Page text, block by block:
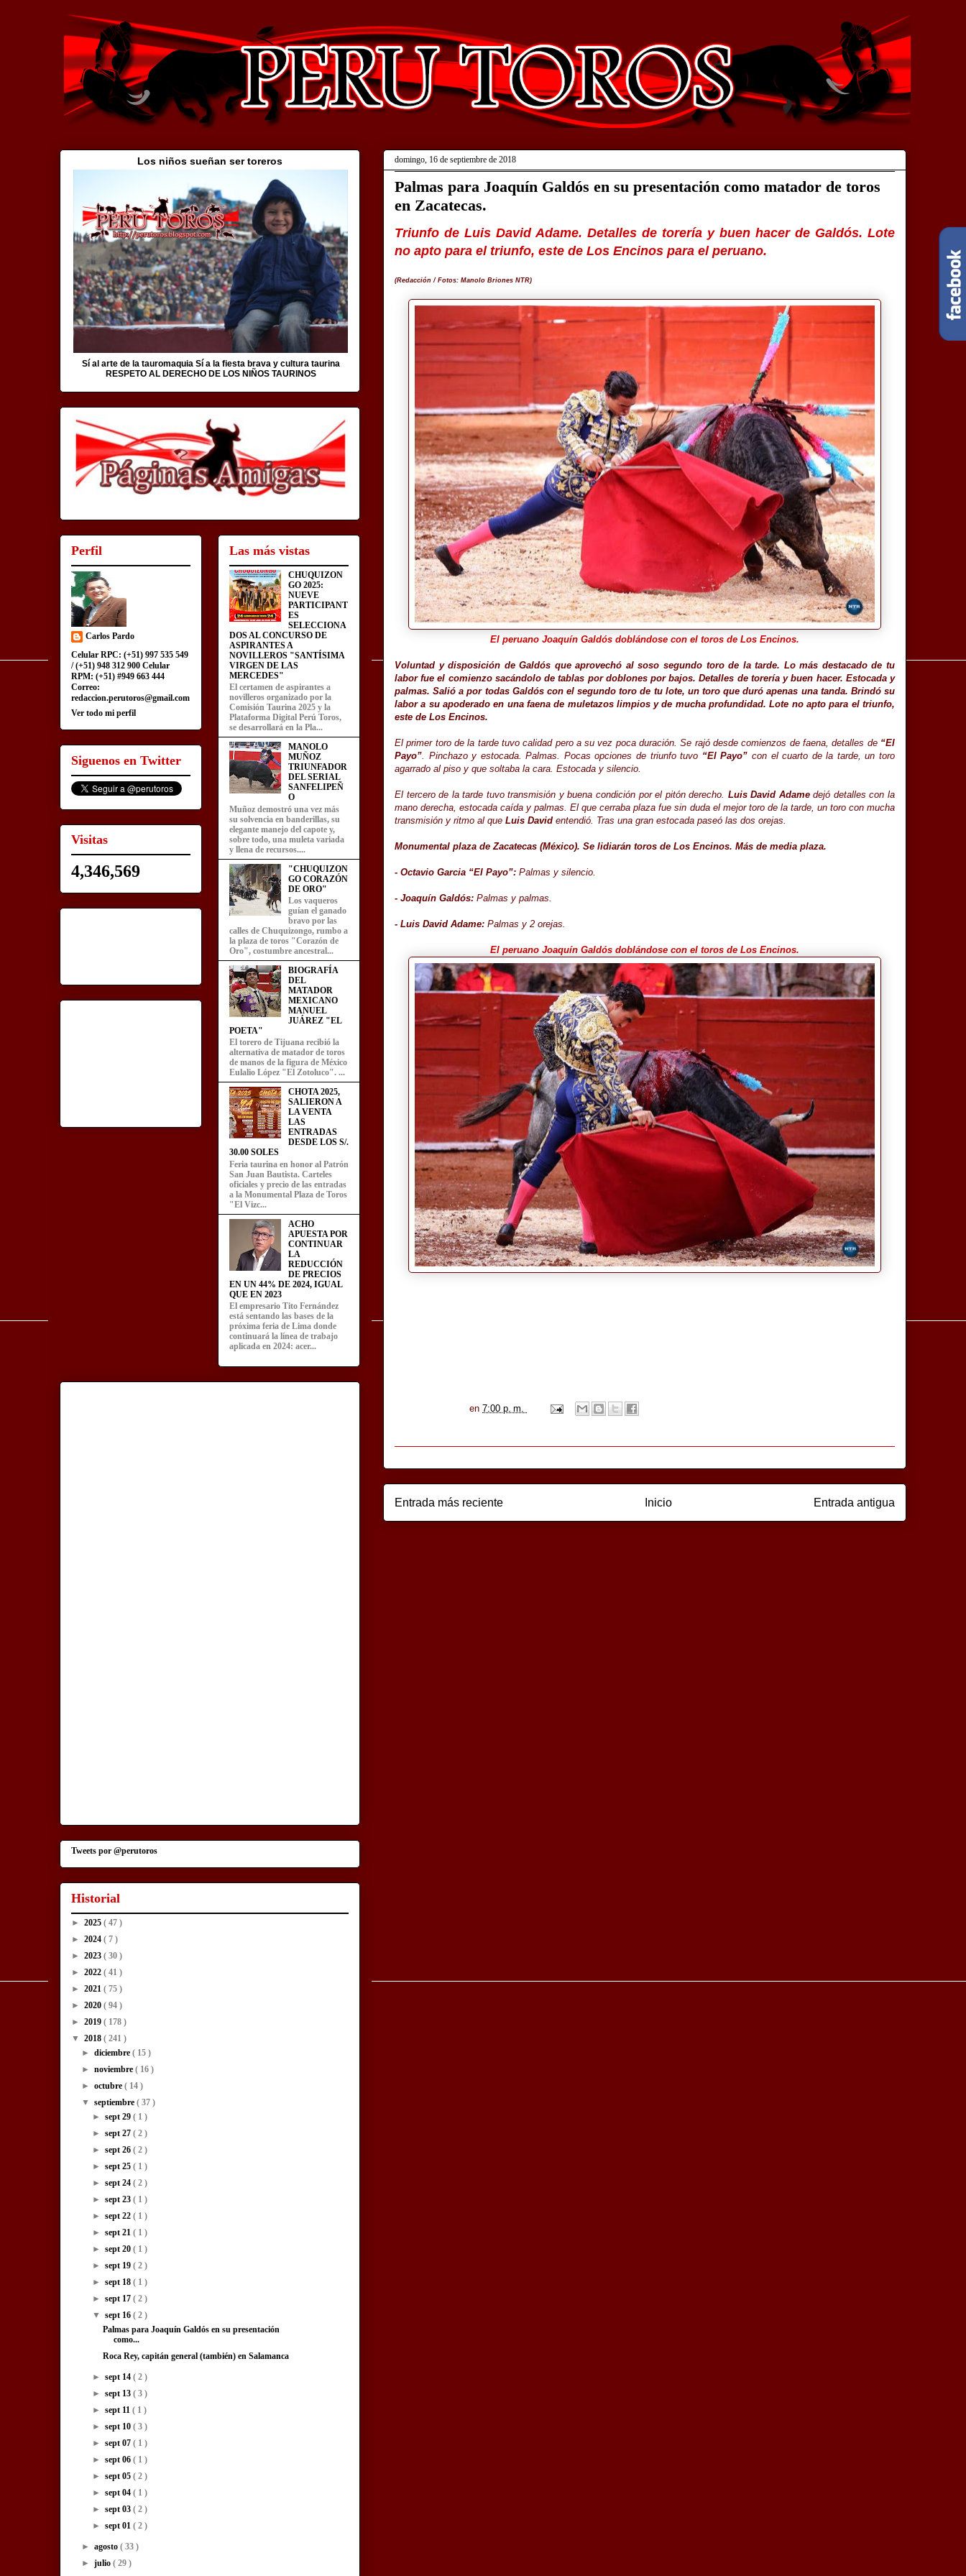
domingo, 16 de septiembre de 2018
Palmas para Joaquín Galdós en su presentación como matador de toros
en Zacatecas.
Triunfo de Luis David Adame. Detalles de torería y buen hacer de Galdós. Lote
no apto para el triunfo, este de Los Encinos para el peruano.
(Redacción / Fotos: Manolo Briones NTR)
El peruano Joaquín Galdós doblándose con el toros de Los Encinos.
Voluntad y disposición de Galdós que aprovechó al soso segundo toro de la tarde. Lo más destacado de tu
labor fue el comienzo sacándolo de tablas por doblones por bajos. Detalles de torería y buen hacer. Estocada y
palmas. Salió a por todas Galdós con el segundo toro de tu lote, un toro que duró apenas una tanda. Brindó su
labor a su apoderado en una faena de muletazos limpios y de mucha profundidad. Lote no apto para el triunfo,
este de Los Encinos.
El primer toro de la tarde tuvo calidad pero a su vez poca duración. Se rajó desde comienzos de faena, detalles de “El
Payo”. Pinchazo y estocada. Palmas. Pocas opciones de triunfo tuvo “El Payo” con el cuarto de la tarde, un toro
agarrado al piso y que soltaba la cara. Estocada y silencio.
El tercero de la tarde tuvo transmisión y buena condición por el pitón derecho. Luis David Adamedejó detalles con la
mano derecha, estocada caída y palmas. El que cerraba plaza fue sin duda el mejor toro de la tarde, un toro con mucha
transmisión y ritmo al que Luis David entendió. Tras una gran estocada paseó las dos orejas.
Monumental plaza de Zacatecas (México). Se lidiarán toros de Los Encinos. Más de media plaza.
- Octavio Garcia “El Payo”: Palmas y silencio.
- Joaquín Galdós: Palmas y palmas.
- Luis David Adame: Palmas y 2 orejas.
El peruano Joaquín Galdós doblándose con el toros de Los Encinos.
en 7:00 p. m.
Entrada más reciente Entrada antigua
Inicio
Los niños sueñan ser toreros
Sí al arte de la tauromaquia Sí a la fiesta brava y cultura taurina
RESPETO AL DERECHO DE LOS NIÑOS TAURINOS
Perfil
Carlos Pardo
Celular RPC: (+51) 997 535 549
/ (+51) 948 312 900 Celular
RPM: (+51) #949 663 444
Correo:
redaccion.perutoros@gmail.com
Ver todo mi perfil
Siguenos en Twitter
Visitas
4,346,569
Las más vistas
CHUQUIZON
GO 2025:
NUEVE
PARTICIPANT
ES
SELECCIONA
DOS AL CONCURSO DE
ASPIRANTES A
NOVILLEROS "SANTÍSIMA
VIRGEN DE LAS
MERCEDES"
El certamen de aspirantes a
novilleros organizado por la
Comisión Taurina 2025 y la
Plataforma Digital Perú Toros,
se desarrollará en la Pla...
MANOLO
MUÑOZ
TRIUNFADOR
DEL SERIAL
SANFELIPEÑ
O
Muñoz demostró una vez más
su solvencia en banderillas, su
elegante manejo del capote y,
sobre todo, una muleta variada
y llena de recursos....
"CHUQUIZON
GO CORAZÓN
DE ORO"
Los vaqueros
guían el ganado
bravo por las
calles de Chuquizongo, rumbo a
la plaza de toros "Corazón de
Oro", costumbre ancestral...
BIOGRAFÍA
DEL
MATADOR
MEXICANO
MANUEL
JUÁREZ "EL
POETA"
El torero de Tijuana recibió la
alternativa de matador de toros
de manos de la figura de México
Eulalio López "El Zotoluco". ...
CHOTA 2025,
SALIERON A
LA VENTA
LAS
ENTRADAS
DESDE LOS S/.
30.00 SOLES
Feria taurina en honor al Patrón
San Juan Bautista. Carteles
oficiales y precio de las entradas
a la Monumental Plaza de Toros
"El Vizc...
ACHO
APUESTA POR
CONTINUAR
LA
REDUCCIÓN
DE PRECIOS
EN UN 44% DE 2024, IGUAL
QUE EN 2023
El empresario Tito Fernández
está sentando las bases de la
próxima feria de Lima donde
continuará la línea de trabajo
aplicada en 2024: acer...
Tweets por @perutoros
Historial
► 2025 ( 47 )
► 2024 ( 7 )
► 2023 ( 30 )
► 2022 ( 41 )
► 2021 ( 75 )
► 2020 ( 94 )
► 2019 ( 178 )
▼ 2018 ( 241 )
►diciembre( 15 )
►noviembre( 16 )
►octubre( 14 )
▼septiembre( 37 )
► sept 29 ( 1 )
► sept 27 ( 2 )
► sept 26 ( 2 )
► sept 25 ( 1 )
► sept 24 ( 2 )
► sept 23 ( 1 )
► sept 22 ( 1 )
► sept 21 ( 1 )
► sept 20 ( 1 )
► sept 19 ( 2 )
► sept 18 ( 1 )
► sept 17 ( 2 )
▼ sept 16 ( 2 )
Palmas para Joaquín Galdós en su presentación
como...
Roca Rey, capitán general (también) en Salamanca
► sept 14 ( 2 )
► sept 13 ( 3 )
► sept 11 ( 1 )
► sept 10 ( 3 )
► sept 07 ( 1 )
► sept 06 ( 1 )
► sept 05 ( 2 )
► sept 04 ( 1 )
► sept 03 ( 2 )
► sept 01 ( 2 )
►agosto( 33 )
►julio( 29 )